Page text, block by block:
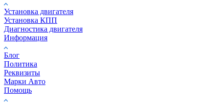
Установка двигателя
Установка КПП
Диагностика двигателя
Информация
Блог
Политика
Реквизиты
Марки Авто
Помощь